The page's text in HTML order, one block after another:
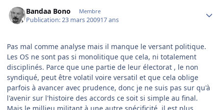
Bandaa Bono Membre
Publication:23 mars 200917 ans
Pas mal comme analyse mais il manque le versant politique.
Les OS ne sont pas si monolitique que cela, ni totalement
disciplinés. Parce que une partie de leur électorat , le non
syndiqué, peut être volatil voire versatil et que cela oblige
parfois à avancer avec prudence, donc je ne suis pas sur qu'à
l'avenir sur l'histoire des accords ce soit si simple au final.